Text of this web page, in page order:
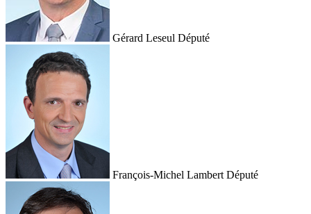
Gérard Leseul Député
François-Michel Lambert Député